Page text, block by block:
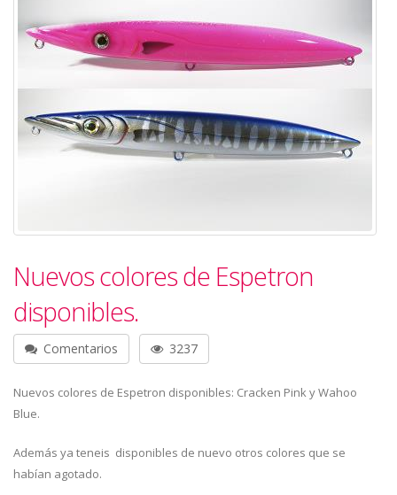
Nuevos colores de Espetron
disponibles.
Comentarios 3237
Nuevos colores de Espetron disponibles: Cracken Pink y Wahoo
Blue.
Además ya teneis disponibles de nuevo otros colores que se
habían agotado.